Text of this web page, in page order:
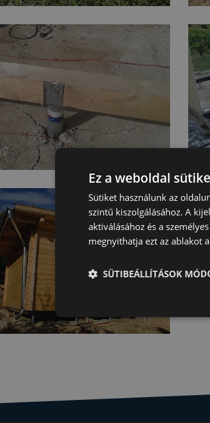
Ez a weboldal
Sütiket használunk az
szintű kiszolgálásához. A
aktiválásához és a
megnyithatja ezt az ablakot
SÜTIBEÁLLÍTÁSOK